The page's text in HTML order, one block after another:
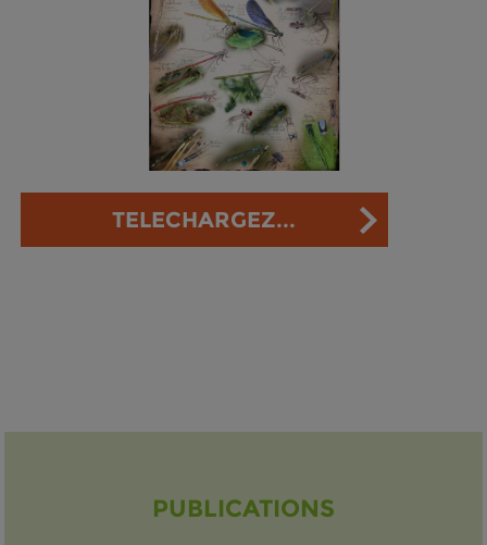
TELECHARGEZ...
PUBLICATIONS